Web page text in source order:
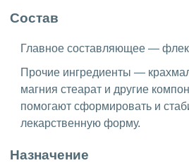
Состав
Главное составляющее —
Прочие ингредиенты —
магния стеарат и другие
помогают сформировать и
лекарственную форму.
Назначение